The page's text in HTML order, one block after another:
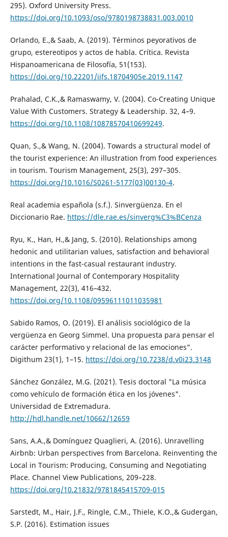
295). Oxford University Press.
https://doi.org/10.1093/oso/9780198738831.003.0010
Orlando, E.,& Saab, A. (2019). Términos peyorativos de
grupo, estereotipos y actos de habla. Crítica. Revista
Hispanoamericana de Filosofía, 51(153).
https://doi.org/10.22201/iifs.18704905e.2019.1147
Prahalad, C.K.,& Ramaswamy, V. (2004). Co-Creating Unique
Value With Customers. Strategy & Leadership. 32, 4–9.
https://doi.org/10.1108/10878570410699249.
Quan, S.,& Wang, N. (2004). Towards a structural model of
the tourist experience: An illustration from food experiences
in tourism. Tourism Management, 25(3), 297–305.
https://doi.org/10.1016/S0261-5177(03)00130-4.
Real academia española (s.f.). Sinvergüenza. En el
Diccionario Rae. https://dle.rae.es/sinverg%C3%BCenza
Ryu, K., Han, H.,& Jang, S. (2010). Relationships among
hedonic and utilitarian values, satisfaction and behavioral
intentions in the fast-casual restaurant industry.
International Journal of Contemporary Hospitality
Management, 22(3), 416–432.
https://doi.org/10.1108/09596111011035981
Sabido Ramos, O. (2019). El análisis sociológico de la
vergüenza en Georg Simmel. Una propuesta para pensar el
carácter performativo y relacional de las emociones”.
Digithum 23(1), 1–15. https://doi.org/10.7238/d.v0i23.3148
Sánchez González, M.G. (2021). Tesis doctoral "La música
como vehículo de formación ética en los jóvenes".
Universidad de Extremadura.
http://hdl.handle.net/10662/12659
Sans, A.A.,& Domínguez Quaglieri, A. (2016). Unravelling
Airbnb: Urban perspectives from Barcelona. Reinventing the
Local in Tourism: Producing, Consuming and Negotiating
Place. Channel View Publications, 209–228.
https://doi.org/10.21832/9781845415709-015
Sarstedt, M., Hair, J.F., Ringle, C.M., Thiele, K.O.,& Gudergan,
S.P. (2016). Estimation issues